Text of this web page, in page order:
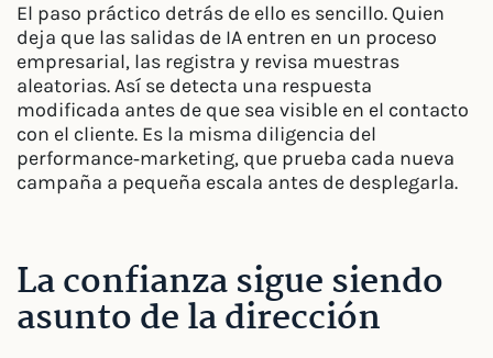
El paso práctico detrás de ello es sencillo. Quien
deja que las salidas de IA entren en un proceso
empresarial, las registra y revisa muestras
aleatorias. Así se detecta una respuesta
modificada antes de que sea visible en el contacto
con el cliente. Es la misma diligencia del
performance‑marketing, que prueba cada nueva
campaña a pequeña escala antes de desplegarla.
La confianza sigue siendo
asunto de la dirección